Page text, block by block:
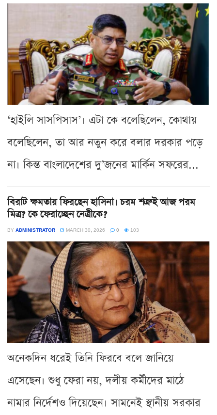
‘হাইলি সাসপিসাস’। এটা কে বলেছিলেন, কোথায়
বলেছিলেন, তা আর নতুন করে বলার দরকার পড়ে
না। কিন্ত বাংলাদেশের দু’জনের মার্কিন সফরের...
বিরাট ক্ষমতায় ফিরছেন হাসিনা। চরম শত্রুই আজ পরম
মিত্র? কে ফেরাচ্ছেন নেত্রীকে?
BY ADMINISTRATOR MARCH 30, 2026 0 103
অনেকদিন ধরেই তিনি ফিরবে বলে জানিয়ে
এসেছেন। শুধু ফেরা নয়, দলীয় কর্মীদের মাঠে
নামার নির্দেশও দিয়েছেন। সামনেই স্থানীয় সরকার